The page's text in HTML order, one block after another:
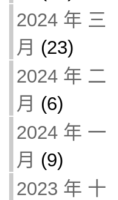
2024 年 三
月 (23)
2024 年 二
月 (6)
2024 年 一
月 (9)
2023 年 十